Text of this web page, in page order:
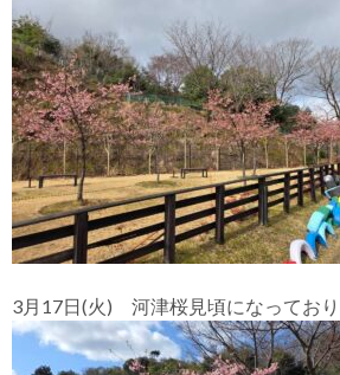
3月17日(火) 河津桜見頃になっており